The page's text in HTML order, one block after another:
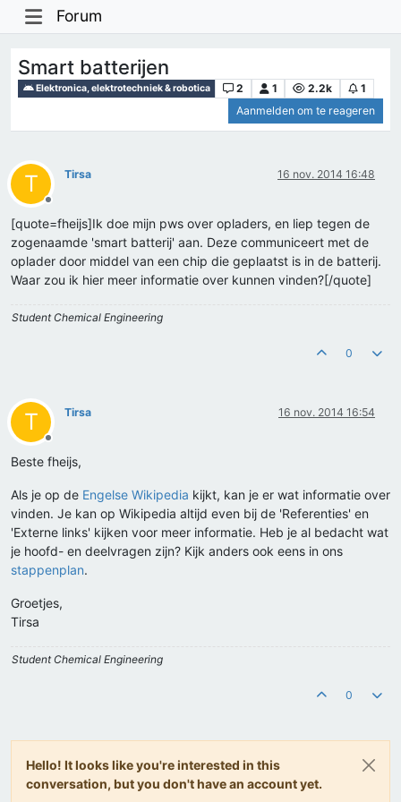
Forum
Smart batterijen
Elektronica, elektrotechniek & robotica 2 1 2.2k
1
Aanmelden om te reageren
T
Offline
Tirsa 16 nov. 2014 16:48
[quote=fheijs]Ik doe mijn pws over opladers, en liep tegen de
zogenaamde 'smart batterij' aan. Deze communiceert met de
oplader door middel van een chip die geplaatst is in de batterij.
Waar zou ik hier meer informatie over kunnen vinden?[/quote]
Student Chemical Engineering
0
T
Offline
Tirsa 16 nov. 2014 16:54
Beste fheijs,
Als je op de Engelse Wikipedia kijkt, kan je er wat informatie over
vinden. Je kan op Wikipedia altijd even bij de 'Referenties' en
'Externe links' kijken voor meer informatie. Heb je al bedacht wat
je hoofd- en deelvragen zijn? Kijk anders ook eens in ons
stappenplan.
Groetjes,
Tirsa
Student Chemical Engineering
0
Hello! It looks like you're interested in this
conversation, but you don't have an account yet.